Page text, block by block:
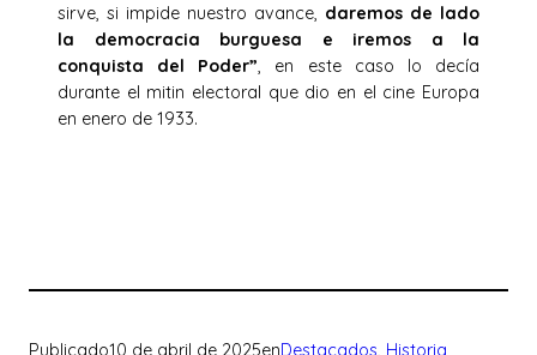
sirve, si impide nuestro avance, daremos de lado
la democracia burguesa e iremos a la
conquista del Poder”, en este caso lo decía
durante el mitin electoral que dio en el cine Europa
en enero de 1933.
Publicado10 de abril de 2025enDestacados, Historia